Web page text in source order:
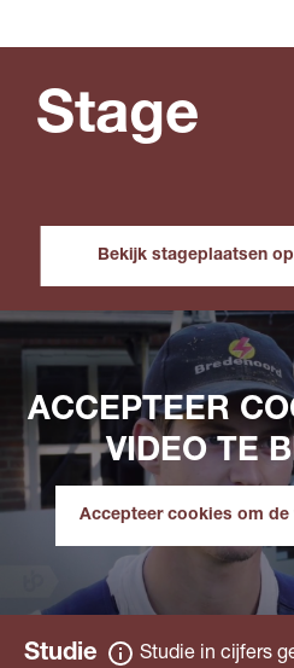
Stage
Bekijk stageplaatsen
ACCEPTEER
VIDEO TE
Accepteer cookies om de
Studie
Studie in cijfers